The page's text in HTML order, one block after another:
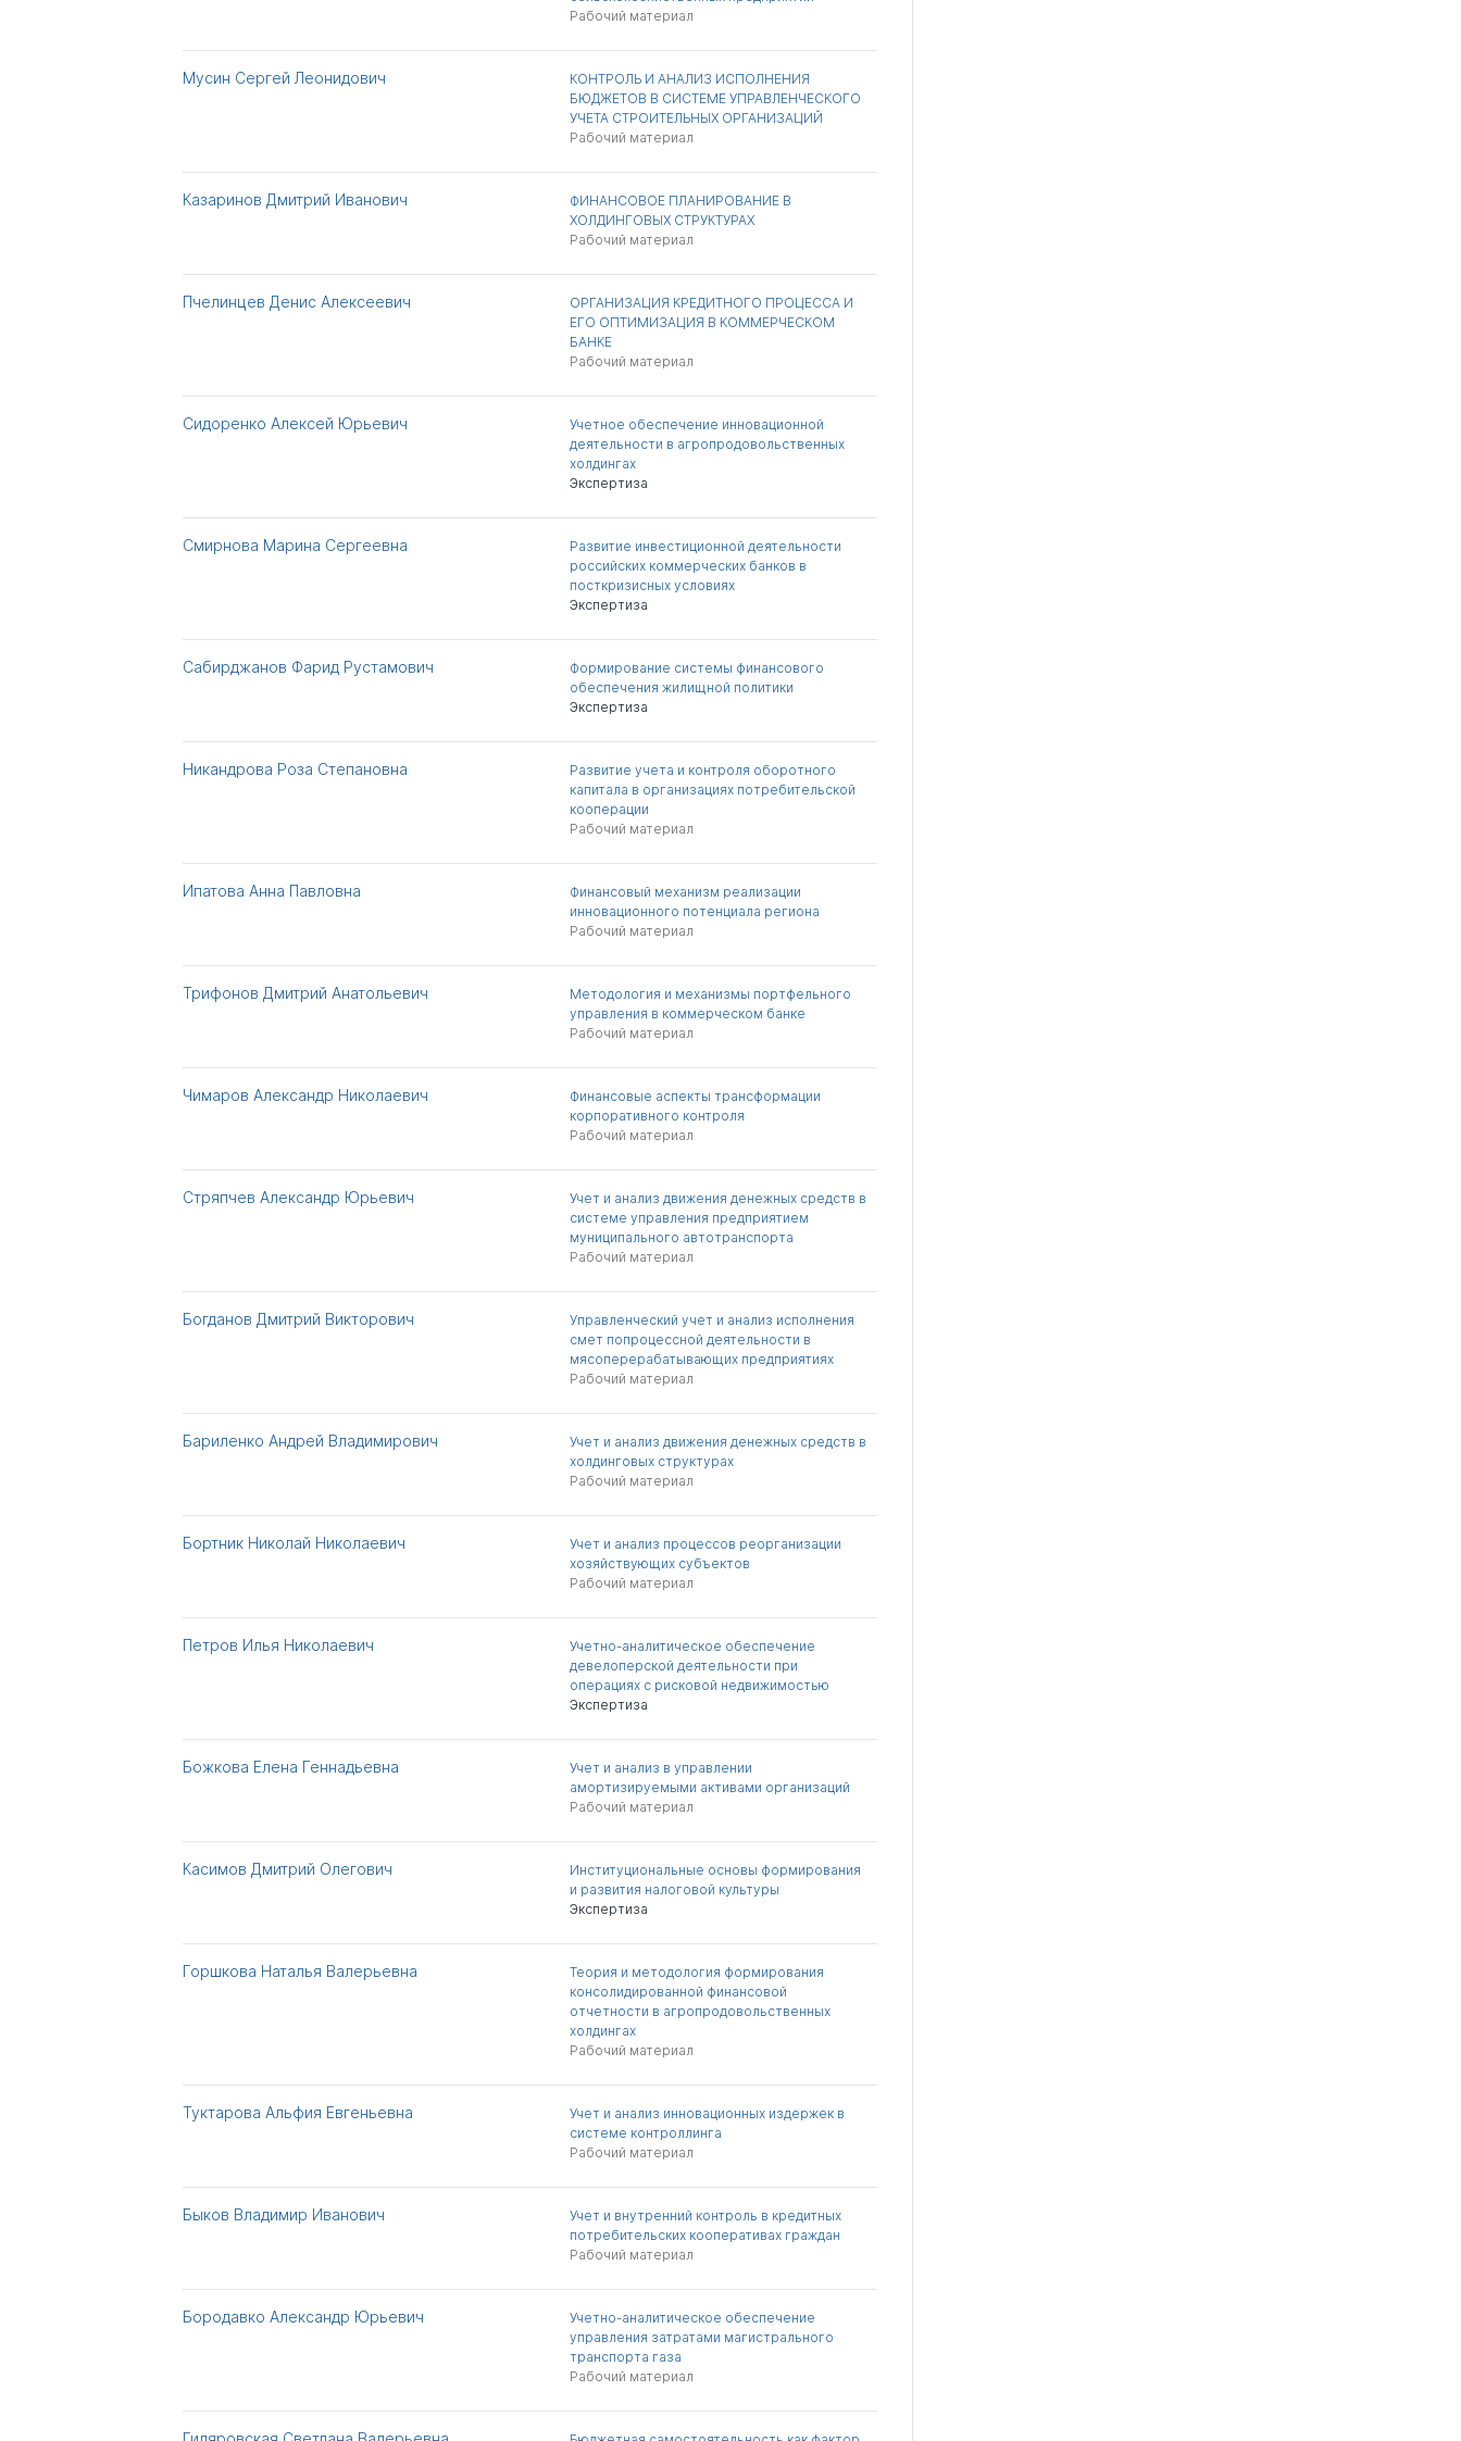
Рабочий материал
Мусин Сергей Леонидович
КОНТРОЛЬ И АНАЛИЗ ИСПОЛНЕНИЯ
БЮДЖЕТОВ В СИСТЕМЕ УПРАВЛЕНЧЕСКОГО
УЧЕТА СТРОИТЕЛЬНЫХ ОРГАНИЗАЦИЙ
Рабочий материал
Казаринов Дмитрий Иванович
ФИНАНСОВОЕ ПЛАНИРОВАНИЕ В
ХОЛДИНГОВЫХ СТРУКТУРАХ
Рабочий материал
Пчелинцев Денис Алексеевич
ОРГАНИЗАЦИЯ КРЕДИТНОГО ПРОЦЕССА И
ЕГО ОПТИМИЗАЦИЯ В КОММЕРЧЕСКОМ
БАНКЕ
Рабочий материал
Сидоренко Алексей Юрьевич
Учетное обеспечение инновационной
деятельности в агропродовольственных
холдингах
Экспертиза
Смирнова Марина Сергеевна
Развитие инвестиционной деятельности
российских коммерческих банков в
посткризисных условиях
Экспертиза
Сабирджанов Фарид Рустамович
Формирование системы финансового
обеспечения жилищной политики
Экспертиза
Никандрова Роза Степановна
Развитие учета и контроля оборотного
капитала в организациях потребительской
кооперации
Рабочий материал
Ипатова Анна Павловна
Финансовый механизм реализации
инновационного потенциала региона
Рабочий материал
Трифонов Дмитрий Анатольевич
Методология и механизмы портфельного
управления в коммерческом банке
Рабочий материал
Чимаров Александр Николаевич
Финансовые аспекты трансформации
корпоративного контроля
Рабочий материал
Стряпчев Александр Юрьевич
Учет и анализ движения денежных средств в
системе управления предприятием
муниципального автотранспорта
Рабочий материал
Богданов Дмитрий Викторович
Управленческий учет и анализ исполнения
смет попроцессной деятельности в
мясоперерабатывающих предприятиях
Рабочий материал
Бариленко Андрей Владимирович
Учет и анализ движения денежных средств в
холдинговых структурах
Рабочий материал
Бортник Николай Николаевич
Учет и анализ процессов реорганизации
хозяйствующих субъектов
Рабочий материал
Петров Илья Николаевич
Учетно-аналитическое обеспечение
девелоперской деятельности при
операциях с рисковой недвижимостью
Экспертиза
Божкова Елена Геннадьевна
Учет и анализ в управлении
амортизируемыми активами организаций
Рабочий материал
Касимов Дмитрий Олегович
Институциональные основы формирования
и развития налоговой культуры
Экспертиза
Горшкова Наталья Валерьевна
Теория и методология формирования
консолидированной финансовой
отчетности в агропродовольственных
холдингах
Рабочий материал
Туктарова Альфия Евгеньевна
Учет и анализ инновационных издержек в
системе контроллинга
Рабочий материал
Быков Владимир Иванович
Учет и внутренний контроль в кредитных
потребительских кооперативах граждан
Рабочий материал
Бородавко Александр Юрьевич
Учетно-аналитическое обеспечение
управления затратами магистрального
транспорта газа
Рабочий материал